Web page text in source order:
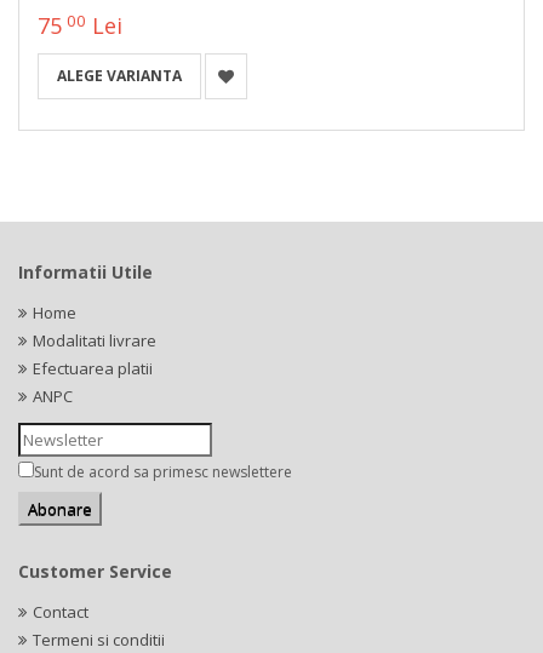
75 00 Lei
ALEGE VARIANTA
Informatii Utile
Home
Modalitati livrare
Efectuarea platii
ANPC
Sunt de acord sa primesc newslettere
Customer Service
Contact
Termeni si conditii